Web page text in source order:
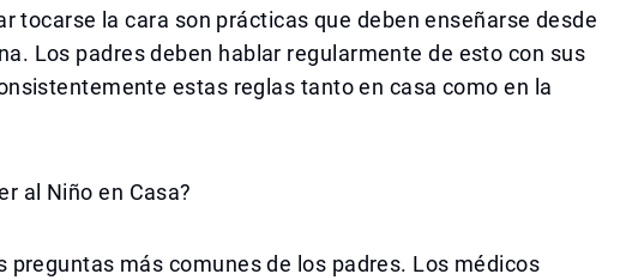
tocarse la cara son prácticas que deben enseñarse desde
Los padres deben hablar regularmente de esto con sus
estas reglas tanto en casa como en la
al Niño en Casa?
preguntas más comunes de los padres. Los médicos